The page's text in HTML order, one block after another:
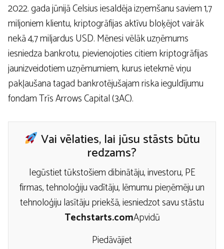
2022. gada jūnijā Celsius iesaldēja izņemšanu saviem 1,7
miljoniem klientu, kriptogrāfijas aktīvu bloķējot vairāk
nekā 4,7 miljardus USD. Mēnesi vēlāk uzņēmums
iesniedza bankrotu, pievienojoties citiem kriptogrāfijas
jaunizveidotiem uzņēmumiem, kurus ietekmē viņu
pakļaušana tagad bankrotējušajam riska ieguldījumu
fondam Trīs Arrows Capital (3AC).
Vai vēlaties, lai jūsu stāsts būtu
redzams?
Iegūstiet tūkstošiem dibinātāju, investoru, PE
firmas, tehnoloģiju vadītāju, lēmumu pieņēmēju un
tehnoloģiju lasītāju priekšā, iesniedzot savu stāstu
Techstarts.comApvidū
Piedāvājiet